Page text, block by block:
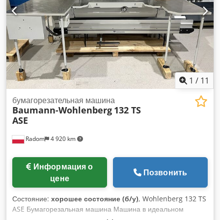
кожух на заднем столе - Система Safe Drive – патент IDEAL
- Электронный двухручный запуск резки - Автоматический
возврат ножа из любой позиции - Главный выключатель с
замком (ключом) - Смена ножа возможна с постоянно
закрытым лезвием Комплектация: защитный инструмент
для смены ножа, комплект сервисных инструментов,
инструмент для прокатывания бумаги, запасной нож.
1 / 11
Radom 4 920 km
бумагорезательная машина
Baumann-Wohlenberg 132 TS
ASE
цене
Позвонить
Состояние: хорошее состояние (б/у), Wohlenberg 132 TS
ASE Бумагорезальная машина Машина в идеальном